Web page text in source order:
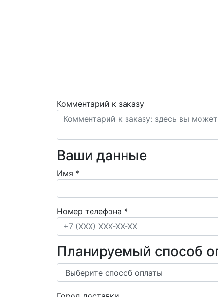
Комментарий к заказу
Ваши данные
Имя *
Номер телефона *
Планируемый способ